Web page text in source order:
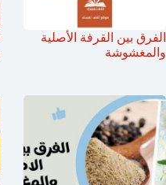
الفرق بين القرفة الأصلية
والمغشوشة